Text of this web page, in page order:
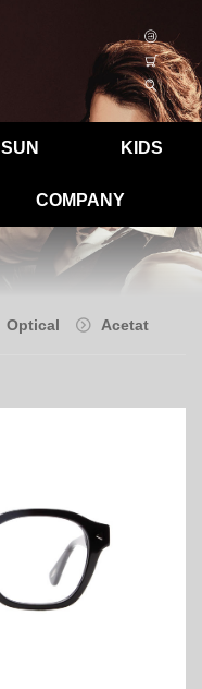
SUN KIDS
COMPANY
Optical Acetat